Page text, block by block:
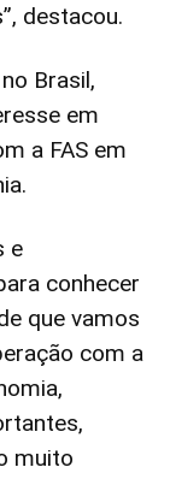
destacou.
Brasil,
em
a FAS em
e
conhecer
que vamos
com a
muito